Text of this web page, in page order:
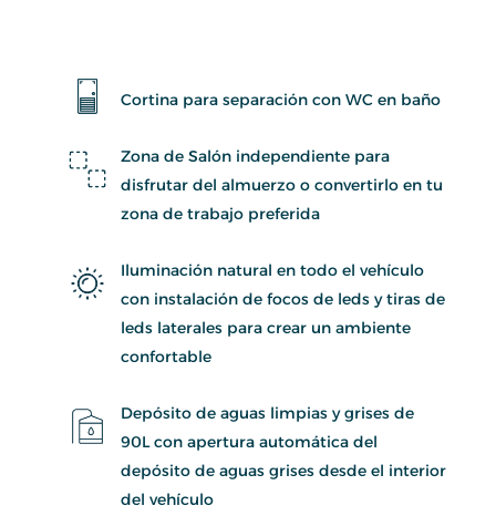
Cortina para separación con WC en baño
Zona de Salón independiente para
disfrutar del almuerzo o convertirlo en tu
zona de trabajo preferida
Iluminación natural en todo el vehículo
con instalación de focos de leds y tiras de
leds laterales para crear un ambiente
confortable
Depósito de aguas limpias y grises de
90L con apertura automática del
depósito de aguas grises desde el interior
del vehículo